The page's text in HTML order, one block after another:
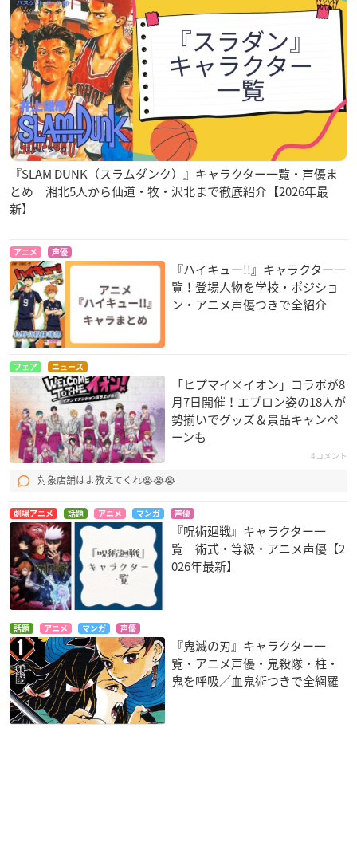
『SLAM DUNK（スラムダンク）』キャラクター一覧・声優ま
とめ 湘北5人から仙道・牧・沢北まで徹底紹介【2026年最
新】
アニメ 声優
『ハイキュー!!』キャラクター一
覧！登場人物を学校・ポジショ
ン・アニメ声優つきで全紹介
フェア ニュース
「ヒプマイ×イオン」コラボが8
月7日開催！エプロン姿の18人が
勢揃いでグッズ＆景品キャンペ
ーンも
4コメント
対象店舗はよ教えてくれ😭😭😭
劇場アニメ 話題 アニメ マンガ 声優
『呪術廻戦』キャラクター一
覧 術式・等級・アニメ声優【2
026年最新】
話題 アニメ マンガ 声優
『鬼滅の刃』キャラクター一
覧・アニメ声優・鬼殺隊・柱・
鬼を呼吸／血鬼術つきで全網羅